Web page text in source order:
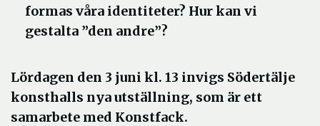
formas våra identiteter? Hur kan vi
gestalta ”den andre”?
Lördagen den 3 juni kl. 13 invigs Södertälje
konsthalls nya utställning, som är ett
samarbete med Konstfack.